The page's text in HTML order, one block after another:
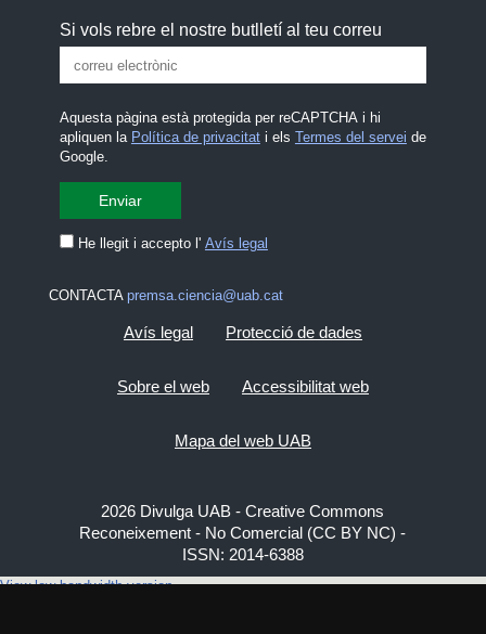
Si vols rebre el nostre butlletí al teu correu
Aquesta pàgina està protegida per reCAPTCHA i hi
apliquen la Política de privacitati els Termes del servei de
Google.
He llegit i accepto l' Avís legal
CONTACTA premsa.ciencia@uab.cat
Avís legal Protecció de dades
Sobre el web Accessibilitat web
Mapa del web UAB
2026 Divulga UAB - Creative Commons
Reconeixement - No Comercial (CC BY NC) -
ISSN: 2014-6388
View low-bandwidth version